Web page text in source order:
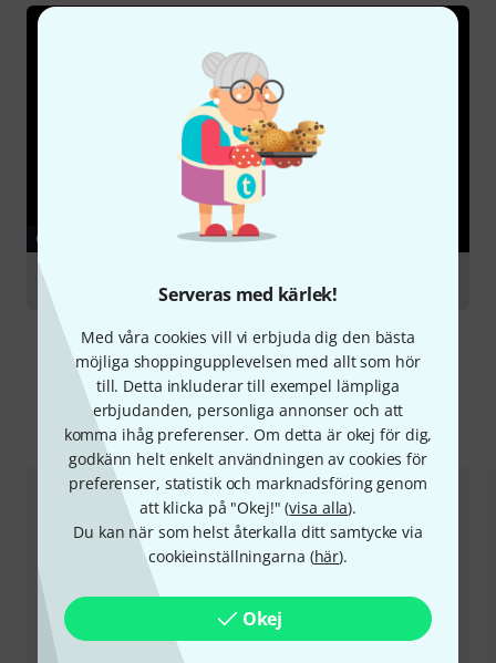
Serveras med kärlek!
Med våra cookies vill vi erbjuda dig den bästa
möjliga shoppingupplevelsen med allt som hör
till. Detta inkluderar till exempel lämpliga
erbjudanden, personliga annonser och att
komma ihåg preferenser. Om detta är okej för dig,
godkänn helt enkelt användningen av cookies för
preferenser, statistik och marknadsföring genom
att klicka på "Okej!" (visa alla).
Du kan när som helst återkalla ditt samtycke via
cookieinställningarna (här).
Okej
GUIDE
Podcasting
Jämför alternativ